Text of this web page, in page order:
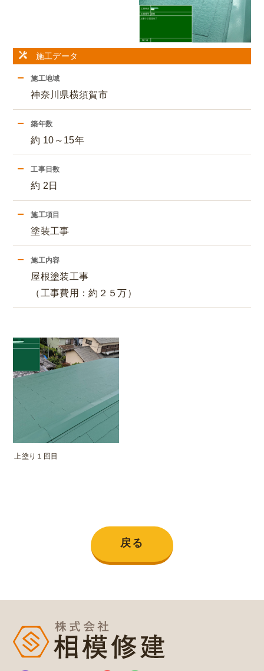
施工データ
施工地域
神奈川県横須賀市
築年数
約 10～15年
工事日数
約 2日
施工項目
塗装工事
施工内容
屋根塗装工事
（工事費用：約２５万）
上塗り１回目
戻る